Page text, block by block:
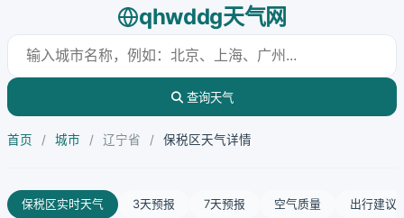
qhwddg天气网
查询天气
首页 / 城市 / 辽宁省 / 保税区天气详情
保税区实时天气 3天预报 7天预报 空气质量 出行建议